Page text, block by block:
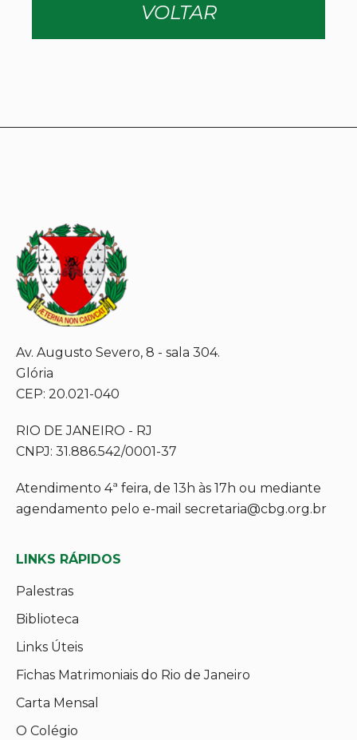
VOLTAR
Av. Augusto Severo, 8 - sala 304.
Glória
CEP: 20.021-040
RIO DE JANEIRO - RJ
CNPJ: 31.886.542/0001-37
Atendimento 4ª feira, de 13h às 17h ou mediante
agendamento pelo e-mail secretaria@cbg.org.br
LINKS RÁPIDOS
Palestras
Biblioteca
Links Úteis
Fichas Matrimoniais do Rio de Janeiro
Carta Mensal
O Colégio